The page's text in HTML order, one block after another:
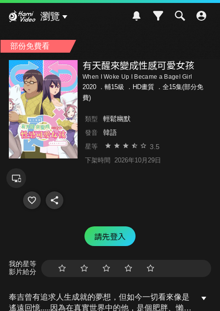
瀏覽
部份免費看
有天醒來變成性感可愛女孩
When I Woke Up I Became a Bagel Girl
2020 ． 輔15級
．HD畫質 ．全15集(部分免
費)
類型 輕鬆幽默
發音 韓語
星等 3.5
下架時間 2026年10月29日
請先登入
我的星等
影片給分
奉吉曾有追求人生成就的夢想，但如今一切看來像是
遙遠回憶.....因為在真實世界中的他，是個肥胖、懶惰